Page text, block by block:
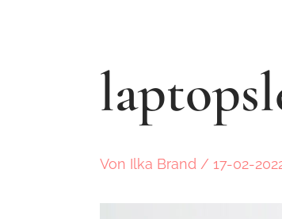
Von Ilka Brand / 17-02-